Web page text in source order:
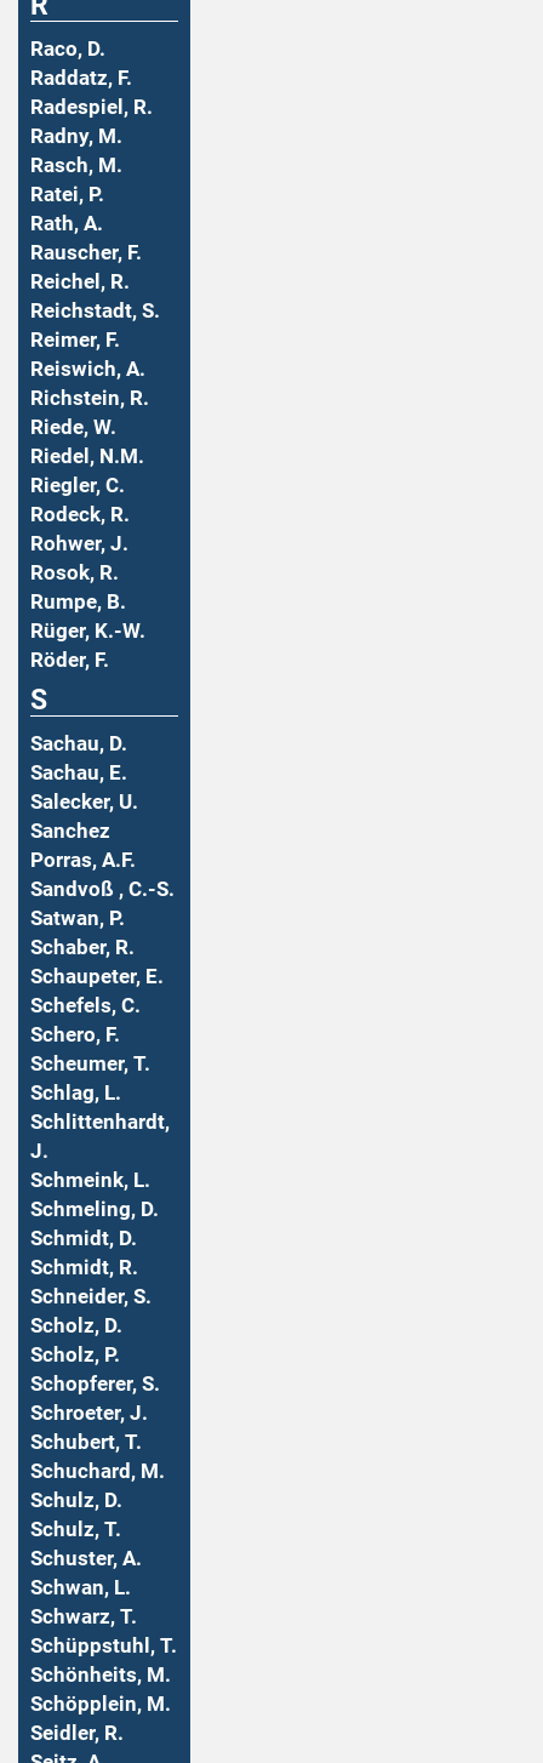
Raco, D.
Raddatz, F.
Radespiel, R.
Radny, M.
Rasch, M.
Ratei, P.
Rath, A.
Rauscher, F.
Reichel, R.
Reichstadt, S.
Reimer, F.
Reiswich, A.
Richstein, R.
Riede, W.
Riedel, N.M.
Riegler, C.
Rodeck, R.
Rohwer, J.
Rosok, R.
Rumpe, B.
Rüger, K.-W.
Röder, F.
S
Sachau, D.
Sachau, E.
Salecker, U.
Sanchez
Porras, A.F.
Sandvoß , C.-S.
Satwan, P.
Schaber, R.
Schaupeter, E.
Schefels, C.
Schero, F.
Scheumer, T.
Schlag, L.
Schlittenhardt,
J.
Schmeink, L.
Schmeling, D.
Schmidt, D.
Schmidt, R.
Schneider, S.
Scholz, D.
Scholz, P.
Schopferer, S.
Schroeter, J.
Schubert, T.
Schuchard, M.
Schulz, D.
Schulz, T.
Schuster, A.
Schwan, L.
Schwarz, T.
Schüppstuhl, T.
Schönheits, M.
Schöpplein, M.
Seidler, R.